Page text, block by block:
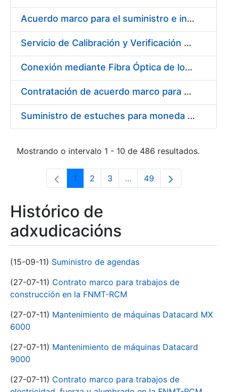
Acuerdo marco para el suministro e instalación de persianas, estores y otros complementos
Servicio de Calibración y Verificación Externa de los Equipos de Medición del Servicio de Prevención de la FNMT-RCM
Conexión mediante Fibra Óptica de los Centros de Proceso de Datos (CPDs) de las sedes de la FNMT-RCM de Burgos y Madrid
Contratación de acuerdo marco para el Suministro de Material de Electricidad para la Fábrica Nacional de Moneda y Timbre-Real Casa de la Moneda en su centro de trabajo de Burgos
Suministro de estuches para moneda de 30 €
Mostrando o intervalo 1 - 10 de 486 resultados.
Páxina
1 Páxina
2 Páxina
3 ...Páxinas intermedias Use
Páxina
49
Histórico de
adxudicacións
(15-09-11) Suministro de agendas
(27-07-11) Contrato marco para trabajos de
construcción en la FNMT-RCM
(27-07-11) Mantenimiento de máquinas Datacard MX
6000
(27-07-11) Mantenimiento de máquinas Datacard
9000
(27-07-11) Contrato marco para trabajos de